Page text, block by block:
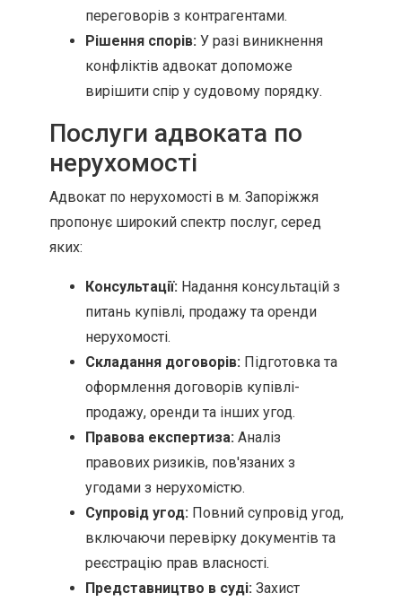
переговорів з контрагентами.
Рішення спорів: У разі виникнення
конфліктів адвокат допоможе
вирішити спір у судовому порядку.
Послуги адвоката по
нерухомості
Адвокат по нерухомості в м. Запоріжжя
пропонує широкий спектр послуг, серед
яких:
Консультації: Надання консультацій з
питань купівлі, продажу та оренди
нерухомості.
Складання договорів: Підготовка та
оформлення договорів купівлі-
продажу, оренди та інших угод.
Правова експертиза: Аналіз
правових ризиків, пов'язаних з
угодами з нерухомістю.
Супровід угод: Повний супровід угод,
включаючи перевірку документів та
реєстрацію прав власності.
Представництво в суді: Захист